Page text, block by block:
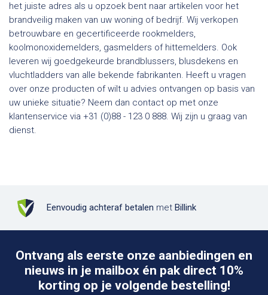
het juiste adres als u opzoek bent naar artikelen voor het
brandveilig maken van uw woning of bedrijf. Wij verkopen
betrouwbare en gecertificeerde rookmelders,
koolmonoxidemelders, gasmelders of hittemelders. Ook
leveren wij goedgekeurde brandblussers, blusdekens en
vluchtladders van alle bekende fabrikanten. Heeft u vragen
over onze producten of wilt u advies ontvangen op basis van
uw unieke situatie? Neem dan contact op met onze
klantenservice via +31 (0)88 - 123 0 888. Wij zijn u graag van
dienst.
Eenvoudig achteraf betalen met Billink
Ontvang als eerste onze aanbiedingen en
nieuws in je mailbox én pak direct 10%
korting op je volgende bestelling!